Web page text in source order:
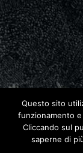
Questo sito
funzionamento
Cliccando sul
saperne di